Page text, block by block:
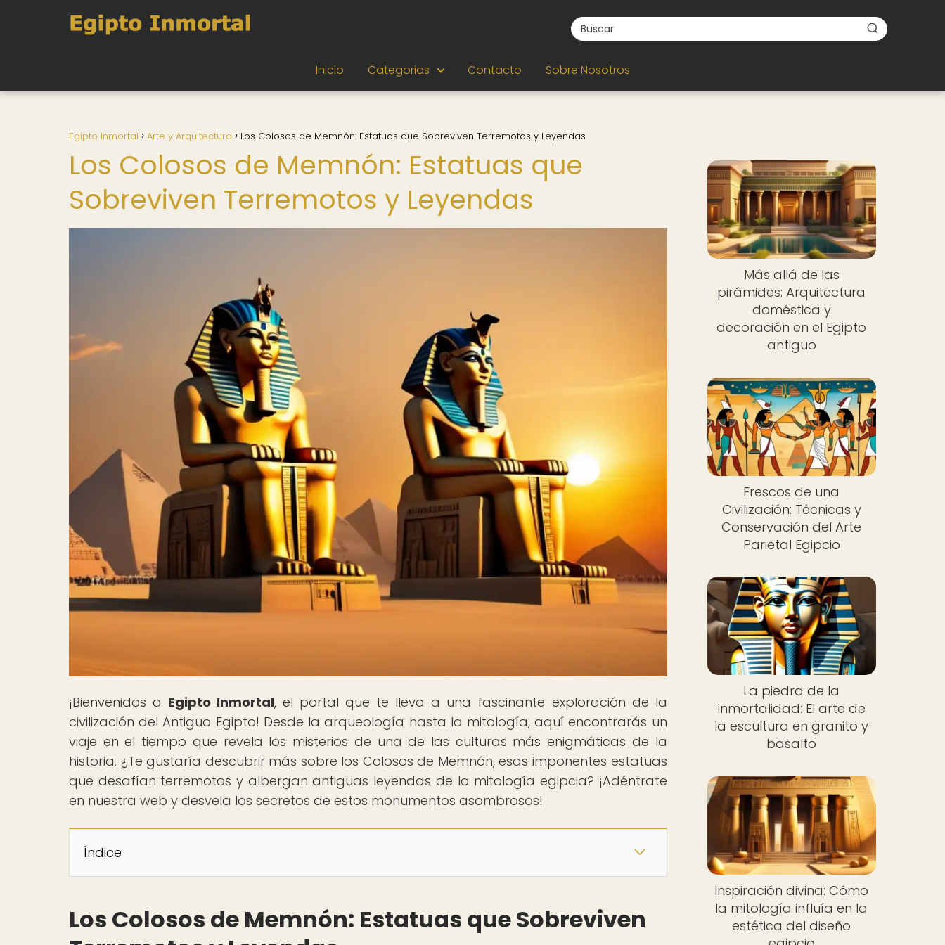
Inicio Categorias Contacto Sobre Nosotros
Egipto Inmortal Arte y Arquitectura Los Colosos de Memnón: Estatuas que Sobreviven Terremotos y Leyendas
Los Colosos de Memnón: Estatuas que
Sobreviven Terremotos y Leyendas
¡Bienvenidos a Egipto Inmortal, el portal que te lleva a una fascinante exploración de la
civilización del Antiguo Egipto! Desde la arqueología hasta la mitología, aquí encontrarás un
viaje en el tiempo que revela los misterios de una de las culturas más enigmáticas de la
historia. ¿Te gustaría descubrir más sobre los Colosos de Memnón, esas imponentes estatuas
que desafían terremotos y albergan antiguas leyendas de la mitología egipcia? ¡Adéntrate
en nuestra web y desvela los secretos de estos monumentos asombrosos!
Índice
Los Colosos de Memnón: Estatuas que Sobreviven
Más allá de las
pirámides: Arquitectura
doméstica y
decoración en el Egipto
antiguo
Frescos de una
Civilización: Técnicas y
Conservación del Arte
Parietal Egipcio
La piedra de la
inmortalidad: El arte de
la escultura en granito y
basalto
Inspiración divina: Cómo
la mitología influía en la
estética del diseño